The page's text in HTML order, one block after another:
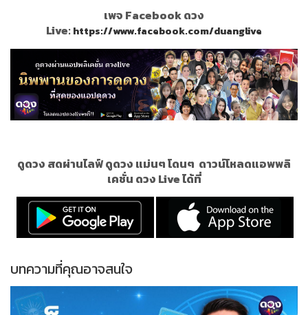
เพจ Facebook ดวง
Live:https://www.facebook.com/duanglive
ดูดวง สดผ่านไลฟ์ ดูดวง แม่นๆ โดนๆ ดาวน์โหลดแอพพลิ
เคชั่น ดวง Live ได้ที่
บทความที่คุณอาจสนใจ